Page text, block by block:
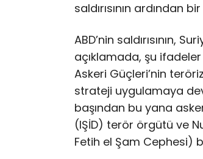
saldırısının ardından
ABD’nin saldırısının,
açıklamada, şu ifadeler
Askeri Güçleri’nin
strateji uygulamaya
başından bu yana
(IŞİD) terör örgütü ve
Fetih el Şam Cephesi)